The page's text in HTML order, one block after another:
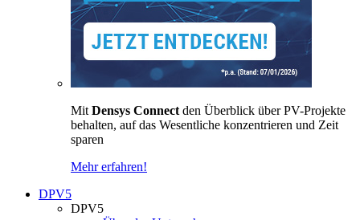
Mit Densys Connect den Überblick über PV-Projekte
behalten, auf das Wesentliche konzentrieren und Zeit
sparen
Mehr erfahren!
DPV5
DPV5